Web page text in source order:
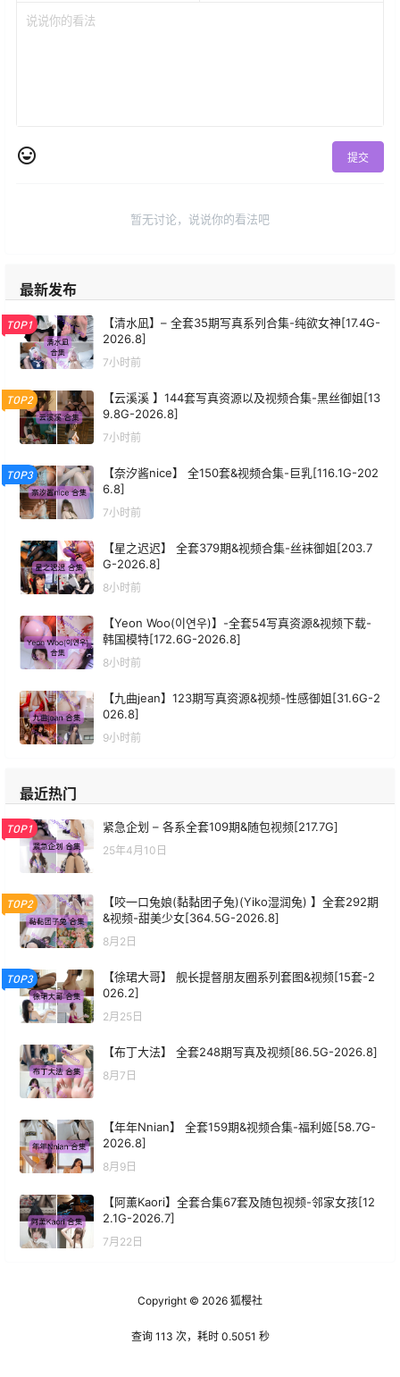
提交
暂无讨论，说说你的看法吧
最新发布
TOP1
【清水凪】– 全套35期写真系列合集-纯欲女神[17.4G-
2026.8]
7小时前
TOP2
【云溪溪 】144套写真资源以及视频合集-黑丝御姐[13
9.8G-2026.8]
7小时前
TOP3
【奈汐酱nice】 全150套&视频合集-巨乳[116.1G-202
6.8]
7小时前
【星之迟迟】 全套379期&视频合集-丝袜御姐[203.7
G-2026.8]
8小时前
【Yeon Woo(이연우)】-全套54写真资源&视频下载-
韩国模特[172.6G-2026.8]
8小时前
【九曲jean】123期写真资源&视频-性感御姐[31.6G-2
026.8]
9小时前
最近热门
TOP1 紧急企划 – 各系全套109期&随包视频[217.7G]
25年4月10日
TOP2
【咬一口兔娘(黏黏团子兔)(Yiko湿润兔) 】全套292期
&视频-甜美少女[364.5G-2026.8]
8月2日
TOP3
【徐珺大哥】 舰长提督朋友圈系列套图&视频[15套-2
026.2]
2月25日
【布丁大法】 全套248期写真及视频[86.5G-2026.8]
8月7日
【年年Nnian】 全套159期&视频合集-福利姬[58.7G-
2026.8]
8月9日
【阿薰Kaori】全套合集67套及随包视频-邻家女孩[12
2.1G-2026.7]
7月22日
Copyright © 2026 狐樱社
查询 113 次，耗时 0.5051 秒